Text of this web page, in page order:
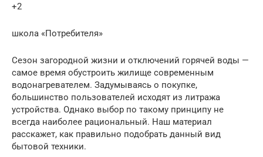
+2
школа «Потребителя»
Сезон загородной жизни и отключений горячей воды —
самое время обустроить жилище современным
водонагревателем. Задумываясь о покупке,
большинство пользователей исходят из литража
устройства. Однако выбор по такому принципу не
всегда наиболее рациональный. Наш материал
расскажет, как правильно подобрать данный вид
бытовой техники.